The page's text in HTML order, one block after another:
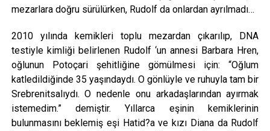
mezarlara doğru sürülürken, Rudolf da onlardan ayrılmadı…
2010 yılında kemikleri toplu mezardan çıkarılıp, DNA
testiyle kimliği belirlenen Rudolf ‘un annesi Barbara Hren,
oğlunun Potoçari şehitliğine gömülmesi için: “Oğlum
katledildiğinde 35 yaşındaydı. O gönlüyle ve ruhuyla tam bir
Srebrenitsalıydı. O nedenle onu arkadaşlarından ayırmak
istemedim.” demiştir. Yıllarca eşinin kemiklerinin
bulunmasını beklemiş eşi Hatid?a ve kızı Diana da Rudolf